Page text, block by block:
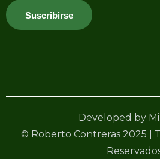
Developed by
© Roberto Contreras 2025 |